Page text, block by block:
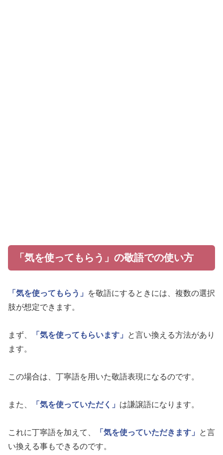
「気を使ってもらう」の敬語での使い方
「気を使ってもらう」
を敬語にするときには、複数の選択
肢が想定できます。
まず、 「気を使ってもらいます」
と言い換える方法があり
ます。
この場合は、丁寧語を用いた敬語表現になるのです。
また、 「気を使っていただく」 は謙譲語になります。
これに丁寧語を加えて、 「気を使っていただきます」
と言
い換える事もできるのです。